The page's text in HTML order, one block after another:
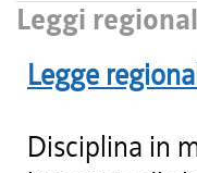
Leggi
Legge
Disciplina in